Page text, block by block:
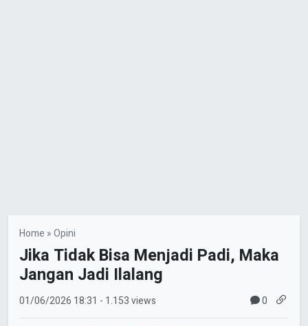
Home »Opini
Jika Tidak Bisa Menjadi Padi, Maka
Jangan Jadi Ilalang
01/06/2026 18:31 - 1.153 views 0